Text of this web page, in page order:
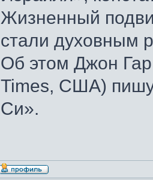
Жизненный
стали духовным
Об этом Джон
Times, США)
Си».